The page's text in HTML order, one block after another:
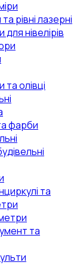
рівні лазерні
нівелірів
олівці
фарби
та
та